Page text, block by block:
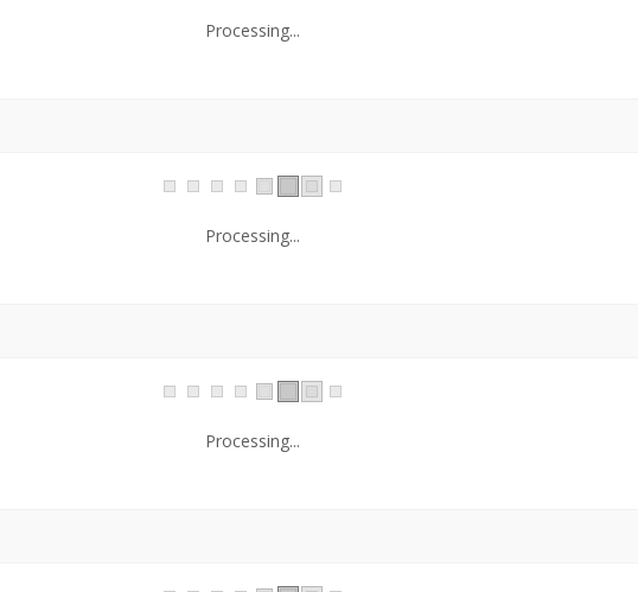
Processing...
Processing...
Processing...